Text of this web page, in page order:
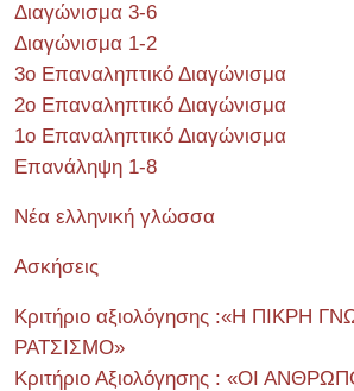
Διαγώνισμα 3-6
Διαγώνισμα 1-2
3ο Επαναληπτικό Διαγώνισμα
2ο Επαναληπτικό Διαγώνισμα
1ο Επαναληπτικό Διαγώνισμα
Επανάληψη 1-8
Νέα ελληνική γλώσσα
Ασκήσεις
Κριτήριο αξιολόγησης :«Η ΠΙΚΡΗ
ΡΑΤΣΙΣΜΟ»
Κριτήριο Αξιολόγησης : «ΟΙ